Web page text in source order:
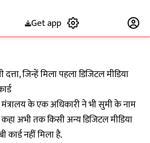
Get app
जिन्हें मिला पहला डिजिटल मीडिया
के एक अधिकारी ने भी सुमी के नाम
कहा अभी तक किसी अन्य डिजिटल मीडिया
कार्ड नहीं मिला है.